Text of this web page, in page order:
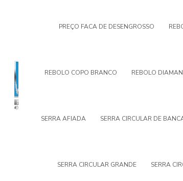
PREÇO FACA DE DESENGROSSO
REBOLO COPO BRANCO REBOLO
SERRA AFIADA SERRA CIRCULAR DE
SERRA CIRCULAR GRANDE SERRA